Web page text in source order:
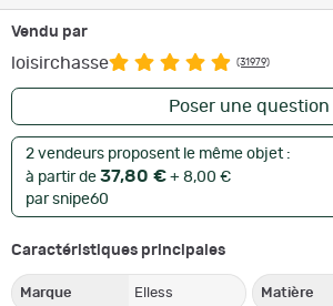
Vendu par
loisirchasse (31979)
Poser une question
2 vendeurs proposent le même objet :
à partir de 37,80 € + 8,00 €
par snipe60
Caractéristiques principales
Marque Elless Matière